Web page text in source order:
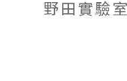
野田實驗